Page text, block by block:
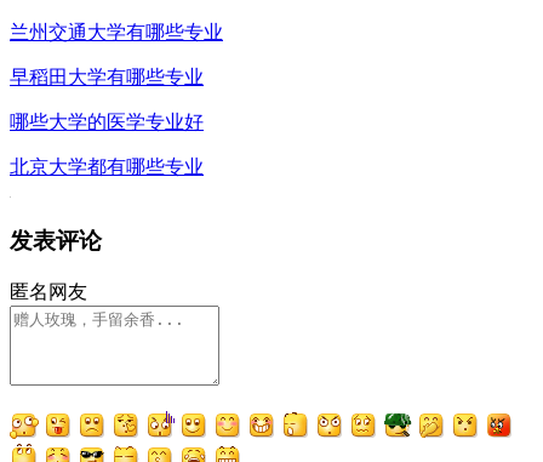
兰州交通大学有哪些专业
早稻田大学有哪些专业
哪些大学的医学专业好
北京大学都有哪些专业
发表评论
匿名网友